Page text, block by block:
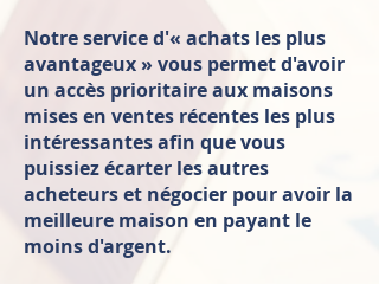
Notre service d'« achats les plus
avantageux » vous permet d'avoir
un accès prioritaire aux maisons
mises en ventes récentes les plus
intéressantes afin que vous
puissiez écarter les autres
acheteurs et négocier pour avoir la
meilleure maison en payant le
moins d'argent.